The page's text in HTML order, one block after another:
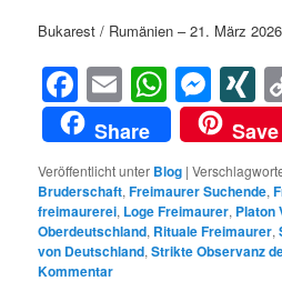
Bukarest / Rumänien – 21. März 2026
Facebook
Email
Share Save
Veröffentlicht unter Blog |
Bruderschaft,Freimaurer Suchende,
freimaurerei, Loge Freimaurer, Platon
Oberdeutschland, Rituale Freimaurer,
von Deutschland,Strikte Observanz
Kommentar